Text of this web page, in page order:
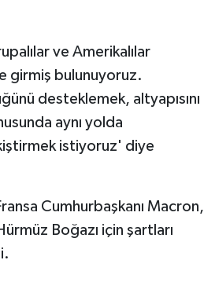
ve Amerikalılar
girmiş bulunuyoruz.
desteklemek, altyapısını
aynı yolda
istiyoruz' diye
Cumhurbaşkanı Macron,
Boğazı için şartları